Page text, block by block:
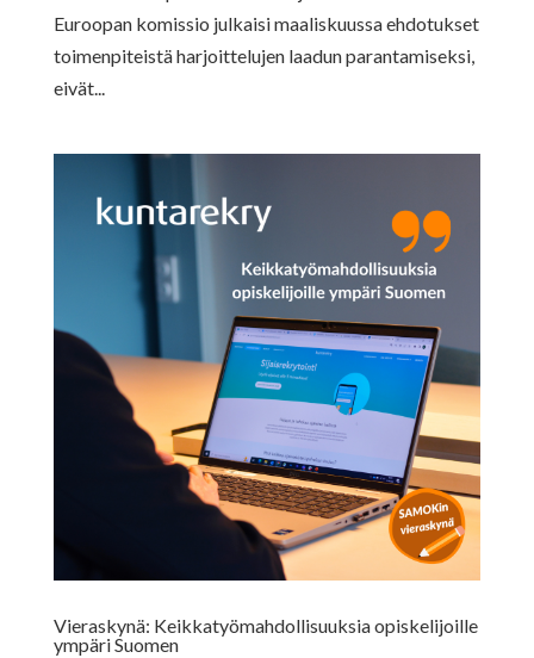
Euroopan komissio julkaisi maaliskuussa ehdotukset
toimenpiteistä harjoittelujen laadun parantamiseksi,
eivät...
Vieraskynä: Keikkatyömahdollisuuksia opiskelijoille
ympäri Suomen